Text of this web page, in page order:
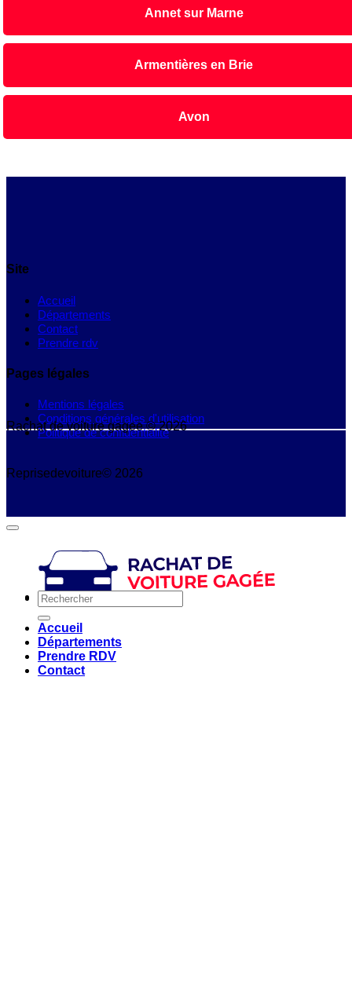
Annet sur Marne
Armentières en Brie
Avon
Site
Accueil
Départements
Contact
Prendre rdv
Pages légales
Mentions légales
Conditions générales d'utilisation
Politique de confidentialité
Rachat de voiture gagee © 2026
Reprisedevoiture© 2026
Accueil
Départements
Prendre RDV
Contact